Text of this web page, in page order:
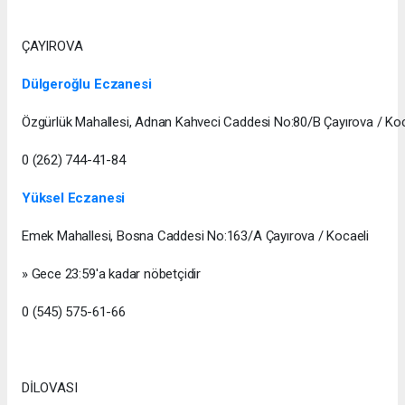
ÇAYIROVA
Dülgeroğlu Eczanesi
Özgürlük Mahallesi, Adnan Kahveci Caddesi No:80/B Çayırova /
0 (262) 744-41-84
Yüksel Eczanesi
Emek Mahallesi, Bosna Caddesi No:163/A Çayırova / Kocaeli
» Gece 23:59'a kadar nöbetçidir
0 (545) 575-61-66
DİLOVASI